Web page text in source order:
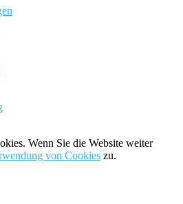
Wenn Sie die Website weiter
von Cookies zu.